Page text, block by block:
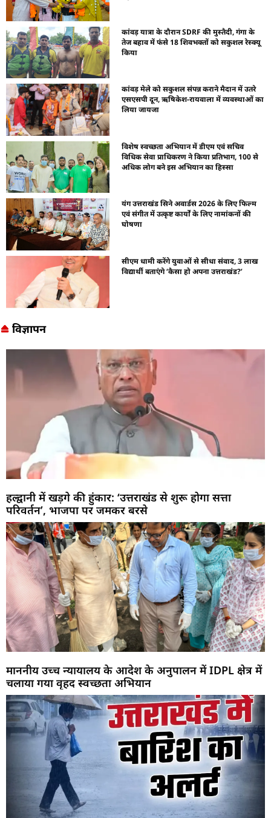
कांवड़ यात्रा के दौरान SDRF की मुस्तैदी, गंगा के
तेज बहाव में फंसे 18 शिवभक्तों को सकुशल रेस्क्यू
किया
कांवड़ मेले को सकुशल संपन्न कराने मैदान में उतरे
एसएसपी दून, ऋषिकेश-रायवाला में व्यवस्थाओं का
लिया जायजा
विशेष स्वच्छता अभियान में डीएम एवं सचिव
विधिक सेवा प्राधिकरण ने किया प्रतिभाग, 100 से
अधिक लोग बने इस अभियान का हिस्सा
यंग उत्तराखंड सिने अवार्डस 2026 के लिए फिल्म
एवं संगीत में उत्कृष्ट कार्यों के लिए नामांकनों की
घोषणा
सीएम धामी करेंगे युवाओं से सीधा संवाद, 3 लाख
विद्यार्थी बताएंगे ‘कैसा हो अपना उत्तराखंड?’
विज्ञापन
हल्द्वानी में खड़गे की हुंकार: ‘उत्तराखंड से शुरू होगा सत्ता
परिवर्तन’, भाजपा पर जमकर बरसे
माननीय उच्च न्यायालय के आदेश के अनुपालन में IDPL क्षेत्र में
चलाया गया वृहद स्वच्छता अभियान